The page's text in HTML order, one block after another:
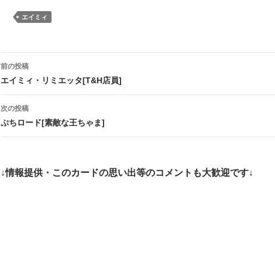
エイミィ
投
稿
ナ
ビ
ー
前の投稿
エイミィ・リミエッタ[T&H店員]
次の投稿
ぷちロード[素敵な王ちゃま]
↓情報提供・このカードの思い出等のコメントも大歓迎です↓